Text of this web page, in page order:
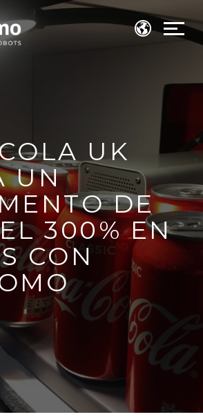
UK
UN
DE
300% EN
CON